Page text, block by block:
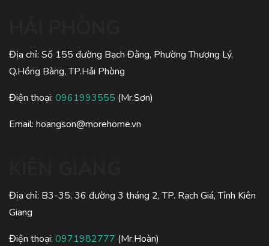
Địa chỉ: Số 155 đường Bạch Đằng, Phường Thượng Lý,
Q.Hồng Bàng, TP.Hải Phòng
Điện thoại: 0961993555 (Mr.Sơn)
Email: hoangson@morehome.vn
Địa chỉ: B3-35, 36 đường 3 tháng 2, TP. Rạch Giá, Tỉnh Kiên
Giang
Điện thoại: 0971982777 (Mr.Hoàn)